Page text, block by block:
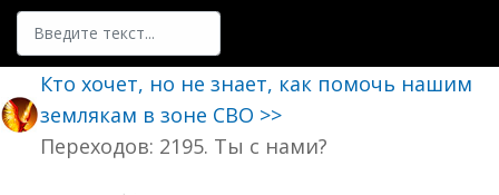
Поиск
Кто хочет, но не знает, как помочь нашим
землякам в зоне СВО >>
Переходов: 2195. Ты с нами?